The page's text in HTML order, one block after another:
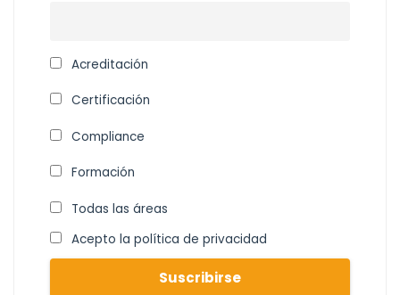
Acreditación
Certificación
Compliance
Formación
Todas las áreas
Acepto la política de privacidad